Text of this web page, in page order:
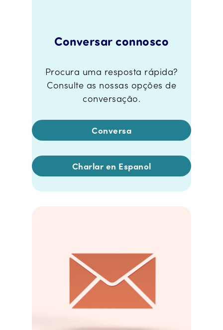
Conversar connosco
Procura uma resposta rápida?
Consulte as nossas opções de
conversação.
Conversa
Charlar en Espanol